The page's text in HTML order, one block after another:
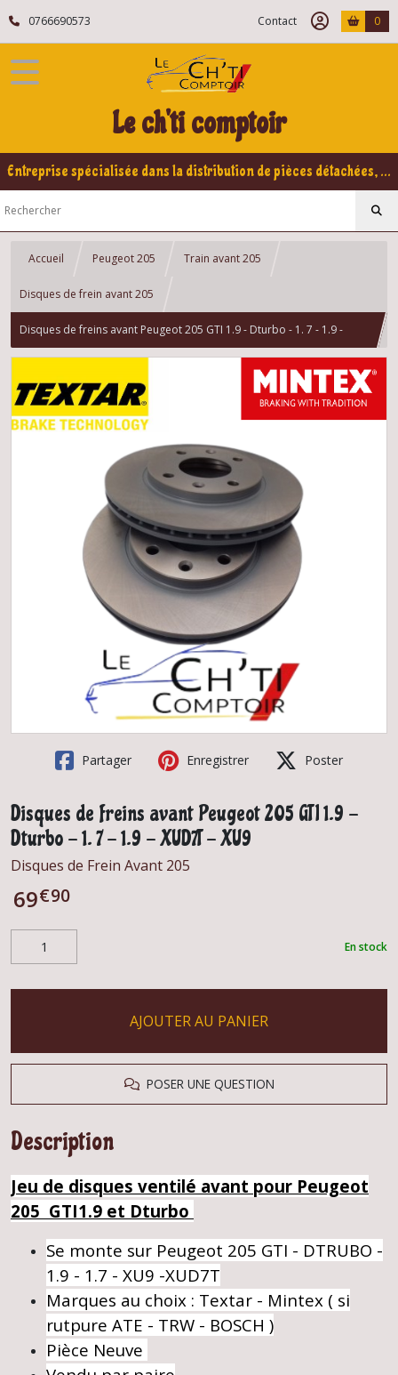
0766690573 Contact 0
Le ch'ti comptoir
Entreprise spécialisée dans la distribution de pièces détachées, refabrication pour voitures Yountimers Peugeot 205 GTI, 309 GTI - GTI16
Accueil Peugeot 205 Train avant 205
Disques de frein avant 205
Disques de freins avant Peugeot 205 GTI 1.9 - Dturbo - 1. 7 - 1.9 -
Partager Enregistrer Poster
Disques de freins avant Peugeot 205 GTI 1.9 -
Dturbo - 1. 7 - 1.9 - XUD7T - XU9
Disques de Frein Avant 205
69€90
En stock
AJOUTER AU PANIER
POSER UNE QUESTION
Description
Jeu de disques ventilé avant pour Peugeot
205 GTI1.9 et Dturbo
Se monte sur Peugeot 205 GTI - DTRUBO -
1.9 - 1.7 - XU9 -XUD7T
Marques au choix : Textar - Mintex ( si
rutpure ATE - TRW - BOSCH )
Pièce Neuve